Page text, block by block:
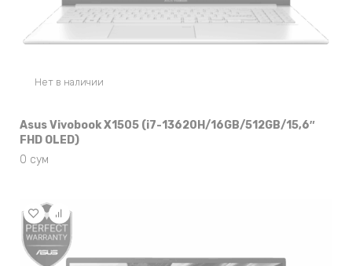
Нет в наличии
Asus Vivobook X1505 (i7-13620H/16GB/512GB/15,6″
FHD OLED)
0 сум